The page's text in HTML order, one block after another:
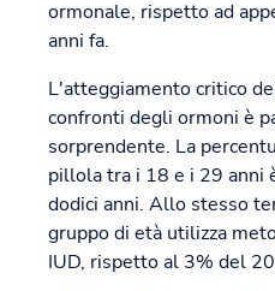
ormonale, rispetto ad
anni fa.
L'atteggiamento critico
confronti degli ormoni è
sorprendente. La
pillola tra i 18 e i 29 anni
dodici anni. Allo stesso
gruppo di età utilizza
IUD, rispetto al 3% del